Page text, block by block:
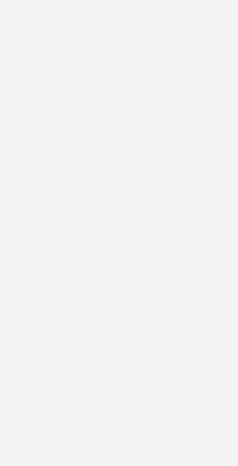
Unterlassungserklärung unterschrieb Rewe
beauftragte daraufhin das Öko-Institut mit
Überprüfung
Mineralwasser,
Fruchtgummis und
von Rewe waren vier weitere
Windbeutel 2021 nominiert. Mehr als
gingen im Wahlzeitraum seit Mitte November
Hähnchen-Brustfilet von Rewe
rund 27,8 Prozent der abgegebenen
Mineralwasser von Danone
Cap Kaffeekapseln von J.J. Darboven
Fruchtgummis